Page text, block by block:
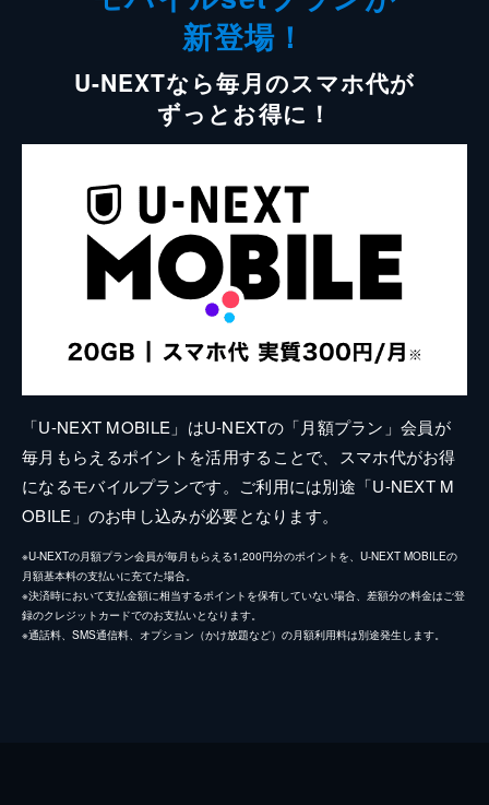
新登場！
U-NEXTなら毎月のスマホ代が
ずっとお得に！
「U-NEXT MOBILE」はU-NEXTの「月額プラン」会員が
毎月もらえるポイントを活用することで、スマホ代がお得
になるモバイルプランです。ご利用には別途「U-NEXT M
OBILE」のお申し込みが必要となります。
※U-NEXTの月額プラン会員が毎月もらえる1,200円分のポイントを、U-NEXT MOBILEの
月額基本料の支払いに充てた場合。
※決済時において支払金額に相当するポイントを保有していない場合、差額分の料金はご登
録のクレジットカードでのお支払いとなります。
※通話料、SMS通信料、オプション（かけ放題など）の月額利用料は別途発生します。